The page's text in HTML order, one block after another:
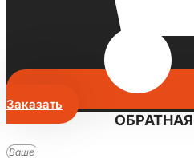
Заказать
ОБРАТНАЯ